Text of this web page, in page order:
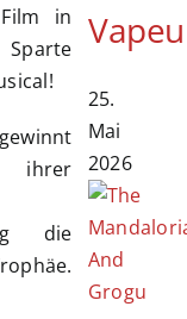
in
ihrer
die
25.
Mai
2026